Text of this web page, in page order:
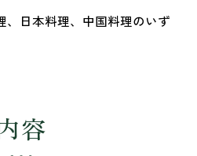
日本料理、中国料理のいず
容